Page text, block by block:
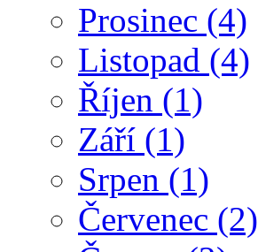
Prosinec (4)
Listopad (4)
Říjen (1)
Září (1)
Srpen (1)
Červenec (2)